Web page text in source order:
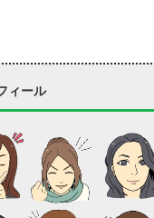
ィール